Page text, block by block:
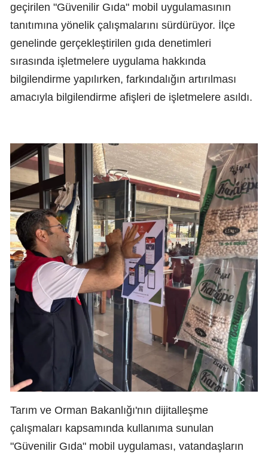
geçirilen "Güvenilir Gıda" mobil uygulamasının
tanıtımına yönelik çalışmalarını sürdürüyor. İlçe
genelinde gerçekleştirilen gıda denetimleri
sırasında işletmelere uygulama hakkında
bilgilendirme yapılırken, farkındalığın artırılması
amacıyla bilgilendirme afişleri de işletmelere asıldı.
Tarım ve Orman Bakanlığı'nın dijitalleşme
çalışmaları kapsamında kullanıma sunulan
"Güvenilir Gıda" mobil uygulaması, vatandaşların